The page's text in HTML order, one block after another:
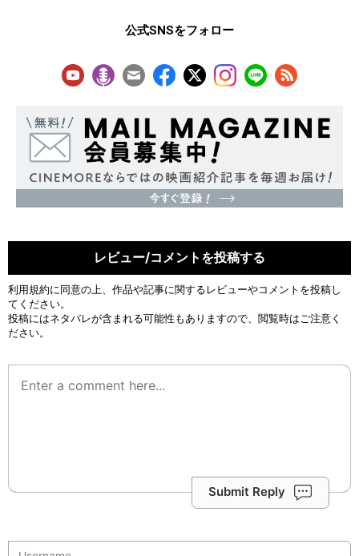
公式SNSをフォロー
レビュー/コメントを投稿する
利用規約に同意の上、作品や記事に関するレビューやコメントを投稿し
てください。
投稿にはネタバレが含まれる可能性もありますので、閲覧時はご注意く
ださい。
Submit Reply